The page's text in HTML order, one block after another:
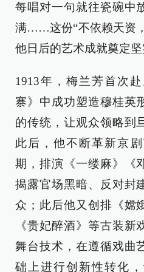
每唱对一句就往瓷碗中
满……这份“不依赖天资
他日后的艺术成就奠定坚
1913年，梅兰芳首次
寨》中成功塑造穆桂英
的传统，让观众领略到
此后，他不断革新京
期，排演《一缕麻》《
揭露官场黑暗、反对封
众；此后他又创排《嫦
《贵妃醉酒》等古装
舞台技术，在遵循戏曲
础上进行创新性转化